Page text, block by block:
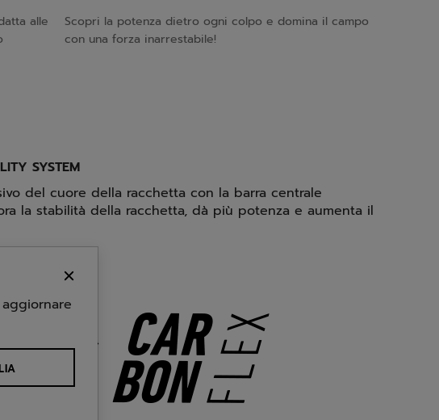
alle
Scopri la potenza dietro ogni colpo e domina il campo
con una forza inarrestabile!
SYSTEM
del cuore della racchetta con la barra centrale
la stabilità della racchetta, dà più potenza e aumenta il